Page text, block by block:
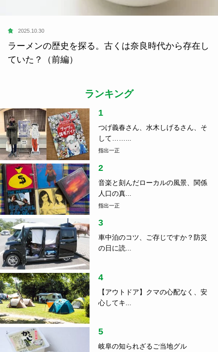
食 2025.10.30
ラーメンの歴史を探る。古くは奈良時代から存在し
ていた？（前編）
ランキング
1
つげ義春さん、水木しげるさん、そ
して……...
指出一正
2
音楽と刻んだローカルの風景、関係
人口の真...
指出一正
3
車中泊のコツ、ご存じですか？防災
の日に読...
4
【アウトドア】クマの心配なく、安
心してキ...
5
岐阜の知られざるご当地グル